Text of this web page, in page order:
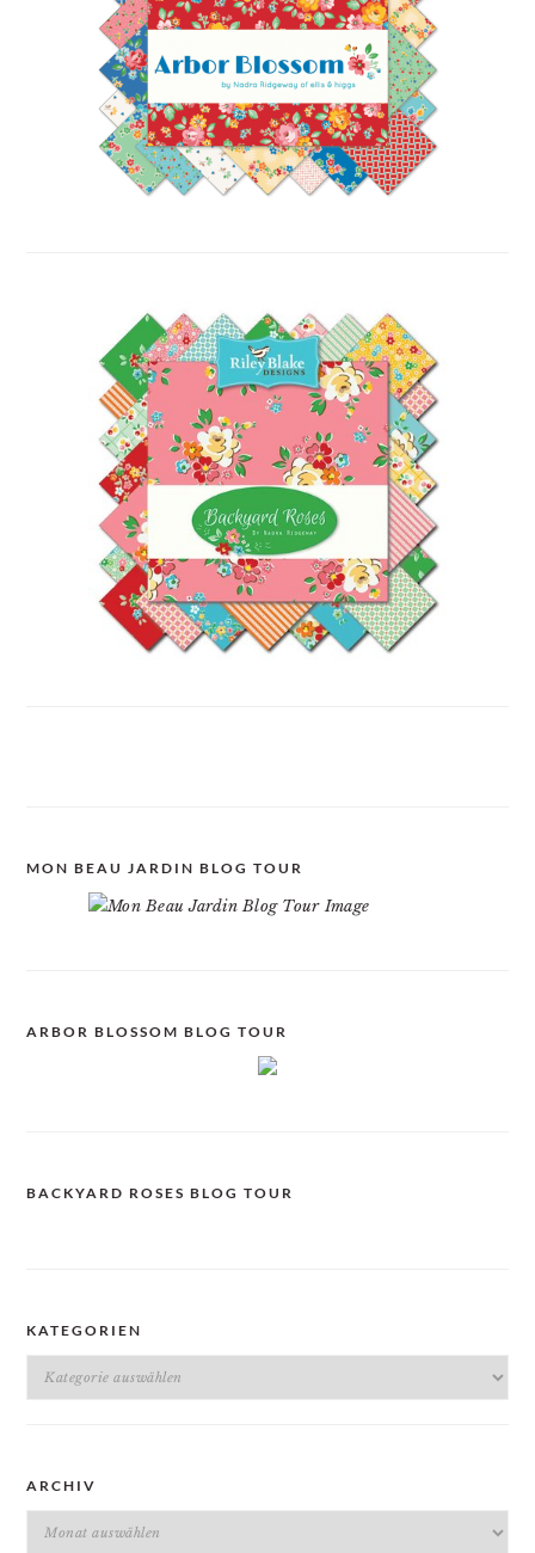
MON BEAU JARDIN BLOG TOUR
ARBOR BLOSSOM BLOG TOUR
BACKYARD ROSES BLOG TOUR
KATEGORIEN
Kategorien
ARCHIV
Archiv